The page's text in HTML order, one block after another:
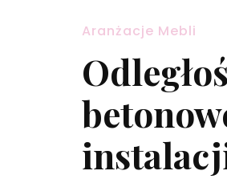
Aranżacje Mebli